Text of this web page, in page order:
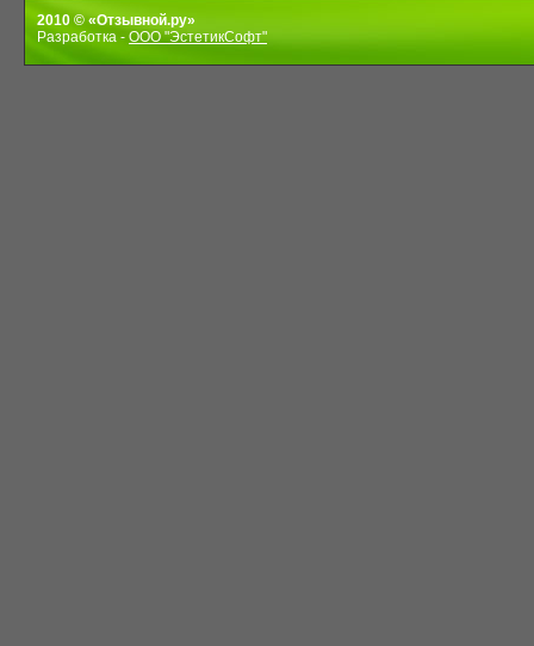
2010 © «Отзывной.ру»
Разработка - ООО "ЭстетикСофт"